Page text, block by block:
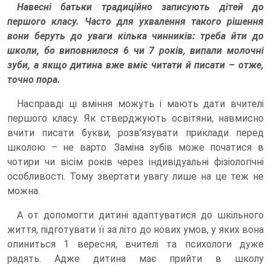
Навесні батьки традиційно записують дітей до
першого класу. Часто для ухвалення такого рішення
вони беруть до уваги кілька чинників: треба йти до
школи, бо виповнилося 6 чи 7 років, випали молочні
зуби, а якщо дитина вже вміє читати й писати – отже,
точно пора.
Насправді ці вміння можуть і мають дати вчителі
першого класу. Як стверджують освітяни, навмисно
вчити писати букви, розв’язувати приклади перед
школою – не варто. Заміна зубів може початися в
чотири чи вісім років через індивідуальні фізіологічні
особливості. Тому звертати увагу лише на це теж не
можна.
А от допомогти дитині адаптуватися до шкільного
життя, підготувати її за літо до нових умов, у яких вона
опиниться 1 вересня, вчителі та психологи дуже
радять. Адже дитина має прийти в школу